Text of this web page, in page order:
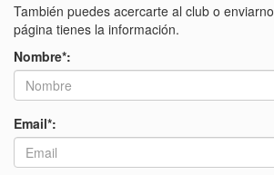
También puedes acercarte al club o
página tienes la información.
Nombre*:
Email*: